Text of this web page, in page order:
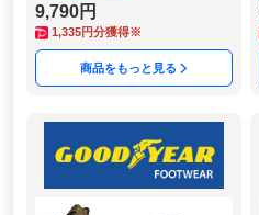
9,790円
1,335円分獲得※
商品をもっと見る